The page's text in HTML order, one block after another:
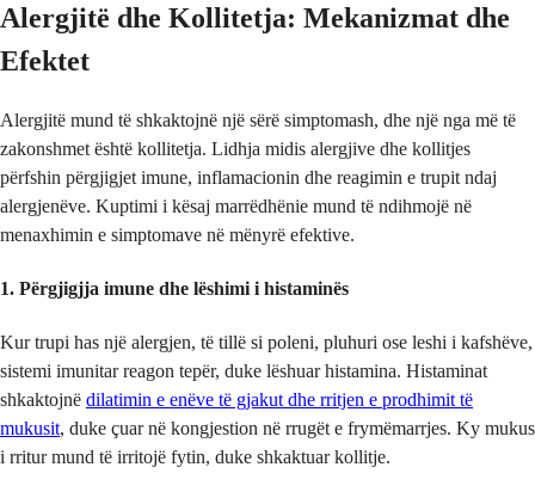
Alergjitë dhe Kollitetja: Mekanizmat dhe
Efektet
Alergjitë mund të shkaktojnë një sërë simptomash, dhe një nga më të
zakonshmet është kollitetja. Lidhja midis alergjive dhe kollitjes
përfshin përgjigjet imune, inflamacionin dhe reagimin e trupit ndaj
alergjenëve. Kuptimi i kësaj marrëdhënie mund të ndihmojë në
menaxhimin e simptomave në mënyrë efektive.
1. Përgjigjja imune dhe lëshimi i histaminës
Kur trupi has një alergjen, të tillë si poleni, pluhuri ose leshi i kafshëve,
sistemi imunitar reagon tepër, duke lëshuar histamina. Histaminat
shkaktojnë dilatimin e enëve të gjakut dhe rritjen e prodhimit të
mukusit, duke çuar në kongjestion në rrugët e frymëmarrjes. Ky mukus
i rritur mund të irritojë fytin, duke shkaktuar kollitje.